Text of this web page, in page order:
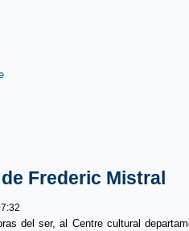
Frederic Mistral
del ser, al Centre cultural